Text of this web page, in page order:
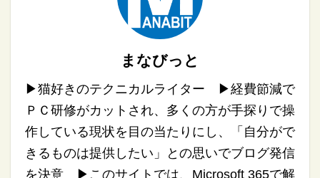
まなびっと
▶︎猫好きのテクニカルライター ▶︎経費節減で
ＰＣ研修がカットされ、多くの方が手探りで操
作している現状を目の当たりにし、「自分がで
きるものは提供したい」との思いでブログ発信
を決意 ▶︎このサイトでは、Microsoft 365で解